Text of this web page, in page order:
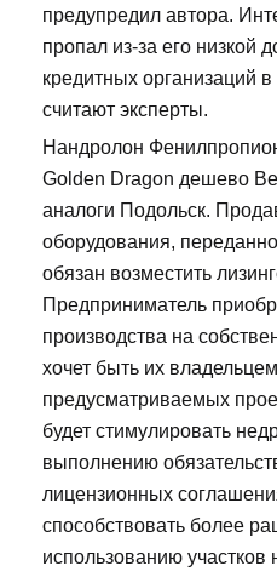
предупредил автора.
пропал из-за его низкой
кредитных организаций
считают эксперты.
Нандролон
Golden Dragon дешево
аналоги Подольск.
оборудования,
обязан возместить
Предприниматель
производства на
хочет быть их
предусматриваемых
будет стимулировать
выполнению
лицензионных
способствовать более
использованию